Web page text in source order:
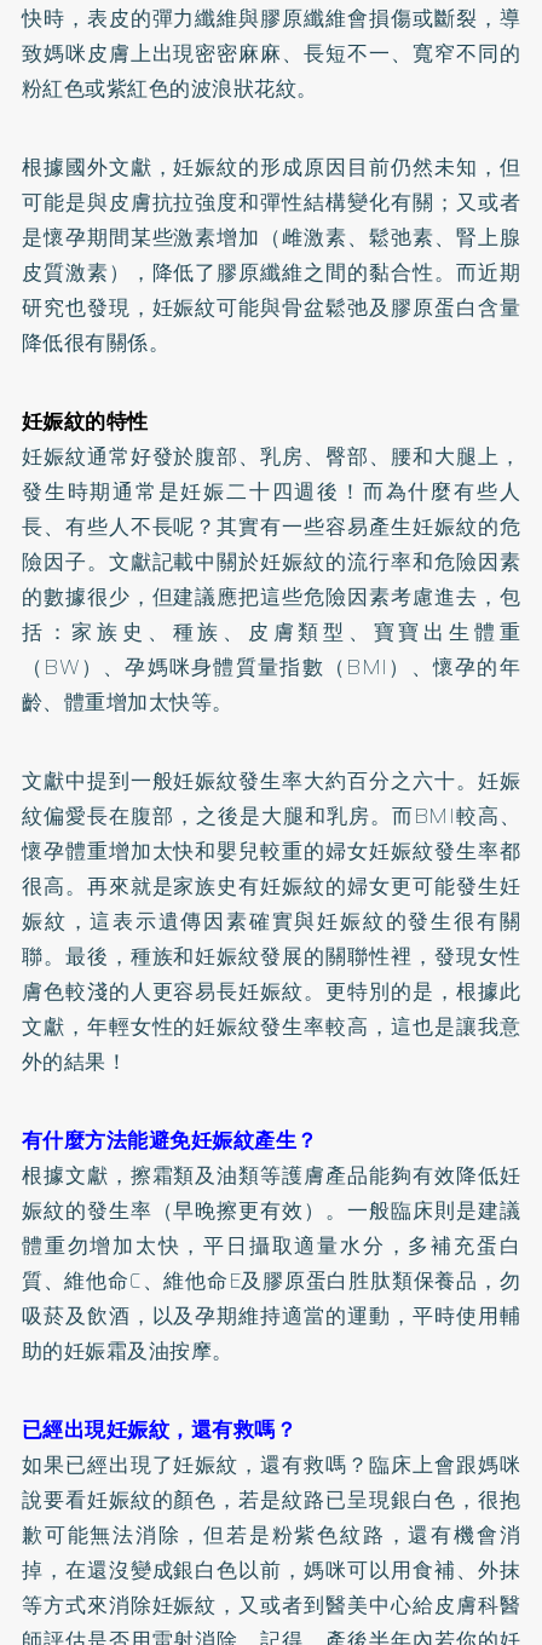
快時，表皮的彈力纖維與膠原纖維會損傷或斷裂，導
致媽咪皮膚上出現密密麻麻、長短不一、寬窄不同的
粉紅色或紫紅色的波浪狀花紋。
根據國外文獻，妊娠紋的形成原因目前仍然未知，但
可能是與皮膚抗拉強度和彈性結構變化有關；又或者
是懷孕期間某些激素增加（雌激素、鬆弛素、腎上腺
皮質激素），降低了膠原纖維之間的黏合性。而近期
研究也發現，妊娠紋可能與骨盆鬆弛及膠原蛋白含量
降低很有關係。
妊娠紋的特性
妊娠紋通常好發於腹部、乳房、臀部、腰和大腿上，
發生時期通常是妊娠二十四週後！而為什麼有些人
長、有些人不長呢？其實有一些容易產生妊娠紋的危
險因子。文獻記載中關於妊娠紋的流行率和危險因素
的數據很少，但建議應把這些危險因素考慮進去，包
括：家族史、種族、皮膚類型、寶寶出生體重
（BW）、孕媽咪身體質量指數（BMI）、懷孕的年
齡、體重增加太快等。
文獻中提到一般妊娠紋發生率大約百分之六十。妊娠
紋偏愛長在腹部，之後是大腿和乳房。而BMI較高、
懷孕體重增加太快和嬰兒較重的婦女妊娠紋發生率都
很高。再來就是家族史有妊娠紋的婦女更可能發生妊
娠紋，這表示遺傳因素確實與妊娠紋的發生很有關
聯。最後，種族和妊娠紋發展的關聯性裡，發現女性
膚色較淺的人更容易長妊娠紋。更特別的是，根據此
文獻，年輕女性的妊娠紋發生率較高，這也是讓我意
外的結果！
有什麼方法能避免妊娠紋產生？
根據文獻，擦霜類及油類等護膚產品能夠有效降低妊
娠紋的發生率（早晚擦更有效）。一般臨床則是建議
體重勿增加太快，平日攝取適量水分，多補充蛋白
質、維他命C、維他命E及膠原蛋白胜肽類保養品，勿
吸菸及飲酒，以及孕期維持適當的運動，平時使用輔
助的妊娠霜及油按摩。
已經出現妊娠紋，還有救嗎？
如果已經出現了妊娠紋，還有救嗎？臨床上會跟媽咪
說要看妊娠紋的顏色，若是紋路已呈現銀白色，很抱
歉可能無法消除，但若是粉紫色紋路，還有機會消
掉，在還沒變成銀白色以前，媽咪可以用食補、外抹
等方式來消除妊娠紋，又或者到醫美中心給皮膚科醫